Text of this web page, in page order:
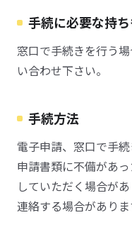
手続に必要な持
窓口で手続きを行う
い合わせ下さい。
手続方法
電子申請、窓口で手続
申請書類に不備があ
していただく場合が
連絡する場合がありま